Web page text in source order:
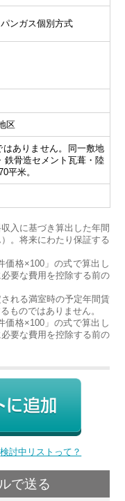
ンガス個別方式
区
ありません。同一敷地
鉄骨造セメント瓦葺・陸
平米。
入に基づき算出した年間
。将来にわたり保証する
格×100」の式で算出し
要な費用を控除する前の
れる満室時の予定年間賃
ものではありません。
格×100」の式で算出し
要な費用を控除する前の
検討中リストって？
で送る